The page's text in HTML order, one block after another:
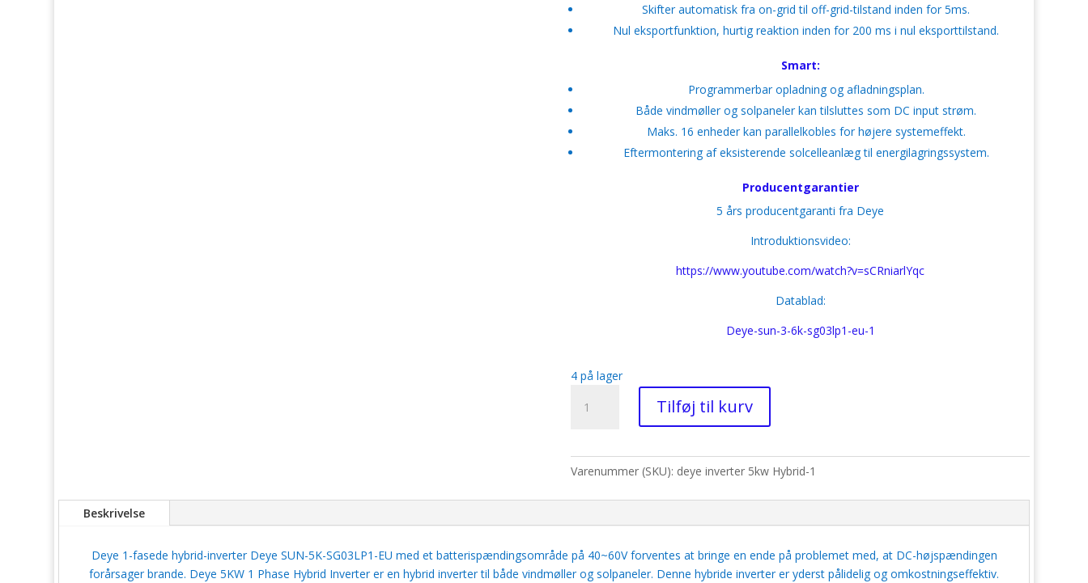
Skifter automatisk fra on-grid til off-grid-tilstand inden for 5ms.
Nul eksportfunktion, hurtig reaktion inden for 200 ms i nul eksporttilstand.
Smart:
Programmerbar opladning og afladningsplan.
Både vindmøller og solpaneler kan tilsluttes som DC input strøm.
Maks. 16 enheder kan parallelkobles for højere systemeffekt.
Eftermontering af eksisterende solcelleanlæg til energilagringssystem.
Producentgarantier
5 års producentgaranti fra Deye
Introduktionsvideo:
https://www.youtube.com/watch?v=sCRniarlYqc
Datablad:
Deye-sun-3-6k-sg03lp1-eu-1
4 på lager
inverter
5Kw
-
antal
Tilføj til kurv
Varenummer (SKU): deye inverter 5kw Hybrid-1
Beskrivelse
Deye 1-fasede hybrid-inverter Deye SUN-5K-SG03LP1-EU med et batterispændingsområde på 40~60V forventes at bringe en ende på problemet med, at DC-højspændingen
forårsager brande. Deye 5KW 1 Phase Hybrid Inverter er en hybrid inverter til både vindmøller og solpaneler. Denne hybride inverter er yderst pålidelig og omkostningseffektiv.